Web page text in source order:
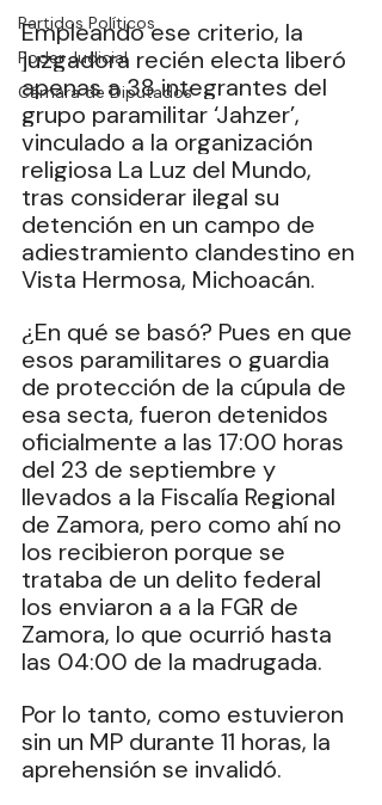
Partidos Políticos
Poder Judicial
Cámara de Diputados
Empleando ese criterio, la
juzgadora recién electa liberó
apenas a 38 integrantes del
grupo paramilitar ‘Jahzer’,
vinculado a la organización
religiosa La Luz del Mundo,
tras considerar ilegal su
detención en un campo de
adiestramiento clandestino en
Vista Hermosa, Michoacán.
¿En qué se basó? Pues en que
esos paramilitares o guardia
de protección de la cúpula de
esa secta, fueron detenidos
oficialmente a las 17:00 horas
del 23 de septiembre y
llevados a la Fiscalía Regional
de Zamora, pero como ahí no
los recibieron porque se
trataba de un delito federal
los enviaron a a la FGR de
Zamora, lo que ocurrió hasta
las 04:00 de la madrugada.
Por lo tanto, como estuvieron
sin un MP durante 11 horas, la
aprehensión se invalidó.